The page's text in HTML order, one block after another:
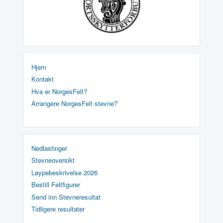
Hjem
Kontakt
Hva er NorgesFelt?
Arrangere NorgesFelt stevne?
Nedlastinger
Stevneoversikt
Løypebeskrivelse 2026
Bestill Feltfigurer
Send inn Stevneresultat
Tidligere resultater